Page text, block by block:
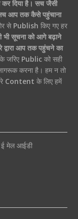
दिया है। सच जैसी
आप तक कैसे पहुंचाना
से Publish किए गए हर
भी सूचना को आगे बढ़ाने
आप तक पहुंचने का
जरिए Publicको सही
करना है। हम न तो
Content के लिए हमें
मेल आईडी